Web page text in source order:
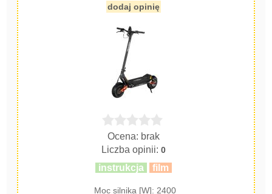
dodaj opinię
Ocena: brak
Liczba opinii:0
instrukcja film
Moc silnika [W]: 2400